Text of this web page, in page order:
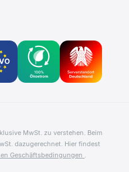
MwSt. zu verstehen. Beim
dazugerechnet. Hier findest
Geschäftsbedingungen .